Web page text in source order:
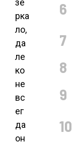
рка
ло,
да
ле
ко
не
вс
ег
да
он